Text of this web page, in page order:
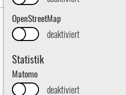
OpenStreetMap
deaktiviert
Statistik
Matomo
deaktiviert
Impressum
Datenschutz
Bezirk Oberpfalz - English
Kraj Horní Falc (Bezirk Oberpfalz)